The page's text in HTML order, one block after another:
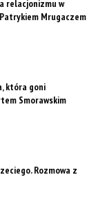
relacjonizmu w
Mrugaczem
która goni
Smorawskim
Rozmowa z